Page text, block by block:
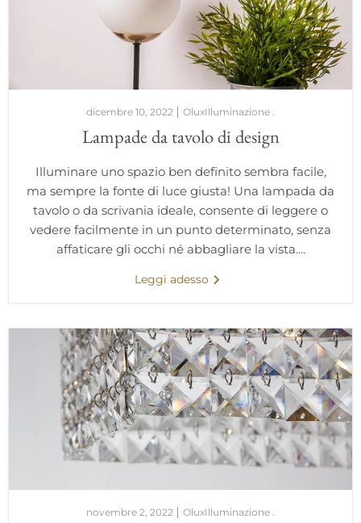
dicembre 10, 2022 OluxIlluminazione .
Lampade da tavolo di design
Illuminare uno spazio ben definito sembra facile,
ma sempre la fonte di luce giusta! Una lampada da
tavolo o da scrivania ideale, consente di leggere o
vedere facilmente in un punto determinato, senza
affaticare gli occhi né abbagliare la vista....
Leggi adesso
novembre 2, 2022 OluxIlluminazione .